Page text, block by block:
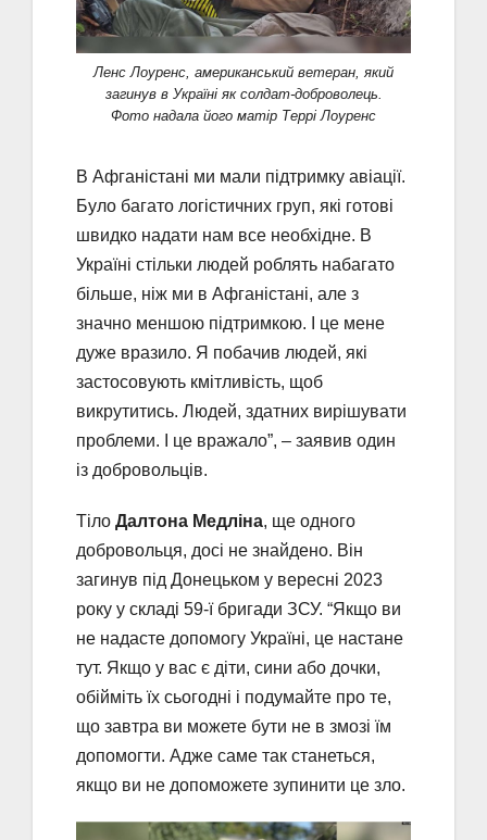
Ленс Лоуренс, американський ветеран, який
загинув в Україні як солдат-доброволець.
Фото надала його матір Террі Лоуренс
В Афганістані ми мали підтримку авіації.
Було багато логістичних груп, які готові
швидко надати нам все необхідне. В
Україні стільки людей роблять набагато
більше, ніж ми в Афганістані, але з
значно меншою підтримкою. І це мене
дуже вразило. Я побачив людей, які
застосовують кмітливість, щоб
викрутитись. Людей, здатних вирішувати
проблеми. І це вражало”, – заявив один
із добровольців.
Тіло Далтона Медліна, ще одного
добровольця, досі не знайдено. Він
загинув під Донецьком у вересні 2023
року у складі 59-ї бригади ЗСУ. “Якщо ви
не надасте допомогу Україні, це настане
тут. Якщо у вас є діти, сини або дочки,
обійміть їх сьогодні і подумайте про те,
що завтра ви можете бути не в змозі їм
допомогти. Адже саме так станеться,
якщо ви не допоможете зупинити це зло.